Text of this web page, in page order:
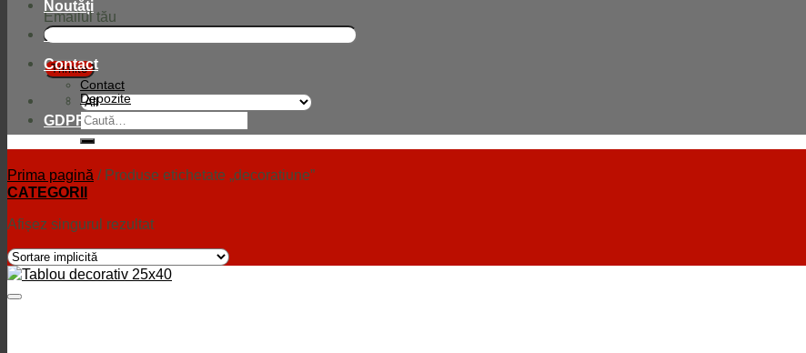
Emailul tău
Caută
după:
Noutăți
Compania
Contact
Contact
Depozite
GDPR
Prima pagină /Produse etichetate „decoratiune”
CATEGORII
Afișez singurul rezultat